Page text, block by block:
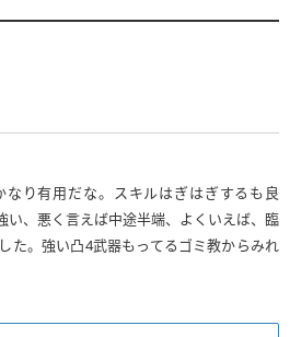
なり有用だな。スキルはぎはぎするも良
い、悪く言えば中途半端、よくいえば、臨
た。強い凸4武器もってるゴミ教からみれ